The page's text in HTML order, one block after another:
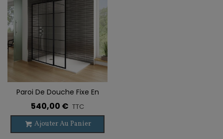
Paroi De Douche Fixe En
Acier Inoxydable SCREEN
BLACK CHESS MOVING
540,00 € TTC
Ajouter Au Panier